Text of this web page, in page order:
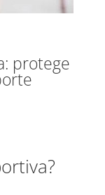
protege